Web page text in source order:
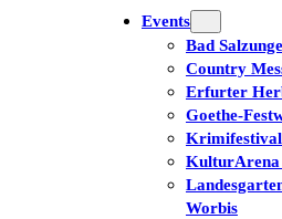
Events
Bad
Country
Erfurter
Goethe-
KulturArena
Worbis